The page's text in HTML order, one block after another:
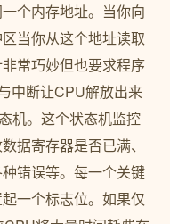
个内存地址。当你向
当你从这个地址读取
常巧妙但也要求程序
中断让CPU解放出来
机。这个状态机监控
据寄存器是否已满、
错误等。每一个关键
一个标志位。如果仅